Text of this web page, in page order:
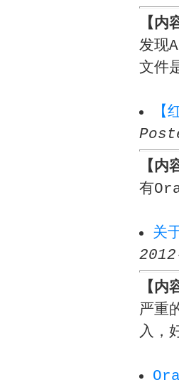
【内
发现
文件
【
【内
有
关
【内
严重
入，